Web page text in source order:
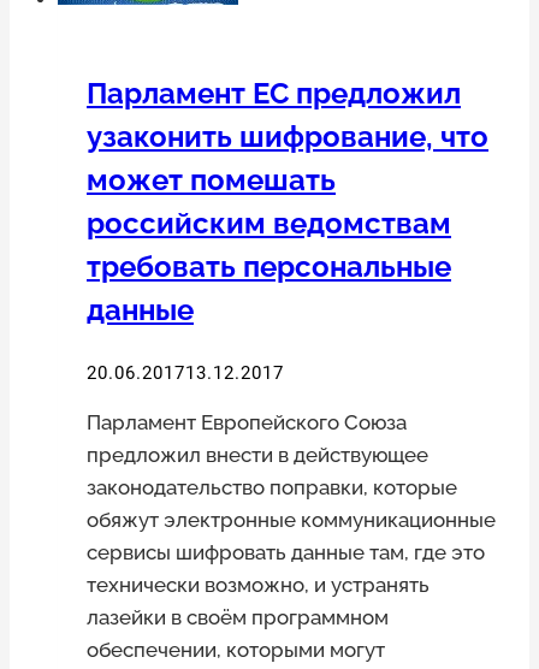
в
СМИ
Парламент ЕС предложил
узаконить шифрование, что
может помешать
российским ведомствам
требовать персональные
данные
20.06.201713.12.2017
Парламент Европейского Союза
предложил внести в действующее
законодательство поправки, которые
обяжут электронные коммуникационные
сервисы шифровать данные там, где это
технически возможно, и устранять
лазейки в своём программном
обеспечении, которыми могут